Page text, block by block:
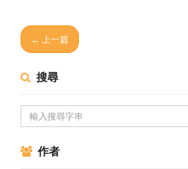
← 上一篇
搜尋
作者